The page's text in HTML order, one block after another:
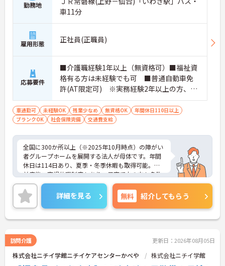
・定年70歳、再雇用75歳までという業界屈指の制度
なく長期的なキャリアを築いていただけます。
・全施設がバリアフリー設計かつ最新設備を備えて
おり、清潔感にあふれた美しい環境です。ハード面
に加え、ソフト面でも「献立の事前決定・レシピ完
備」により現場の負担が大幅に軽減されています。
ご利用者様の安全性はもちろん、働くスタッフにと
っても身体的負担が少なく、高いモチベーションを
保って業務に集中できます。
勤務地
車11分
雇用形態 正社員(正職員)
応募要件
■介護職経験1年以上（無資格可）■福祉資
格有る方は未経験でも可 ■普通自動車免
許(AT限定可) ※実務経験2年以上の方、障
がい者福祉に関する経験をお持ちの方大歓
迎
車通勤可 未経験OK 残業少なめ 無資格OK
年間休日110日以上
ブランクOK
社会保険完備 交通費支給
全国に300か所以上（※2025年10月時点）の障がい
者グループホームを展開する法人が母体です。年間
休日は114日あり、夏季・冬季休暇も取得可能。産
前産後・育児休暇制度もあり、子育て中の方も多数
活躍中で、ワークライフバランスを大切にしながら
働ける環境が整っています。研修制度や外部勉強会
の受講支援もあり、スキルアップもしっかりサポー
ト。将来的には管理者やエリアマネージャーへのキ
ャリアアップも目指せます。20代から60代まで幅広
の職場です。介護経験を活かしたい方、福祉の資格
をお持ちの方、安定した法人でキャリアを築きたい
方におすすめです。
詳細を見る 無料 紹介してもらう
訪問介護 更新日：2026年08月05日
株式会社ニチイ学館ニチイケアセンターかべや 株式会社ニチイ学館